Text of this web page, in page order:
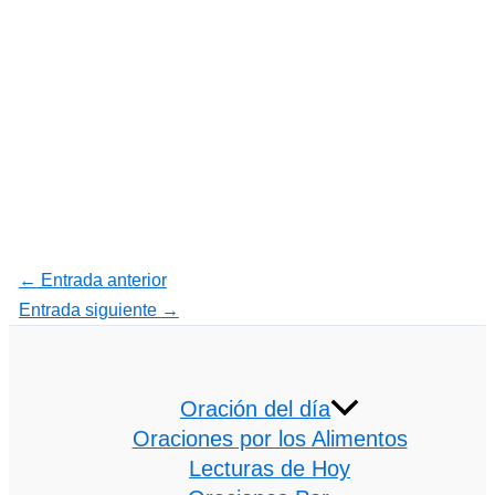
← Entrada anterior
Entrada siguiente →
Oración del día
Oraciones por los Alimentos
Lecturas de Hoy